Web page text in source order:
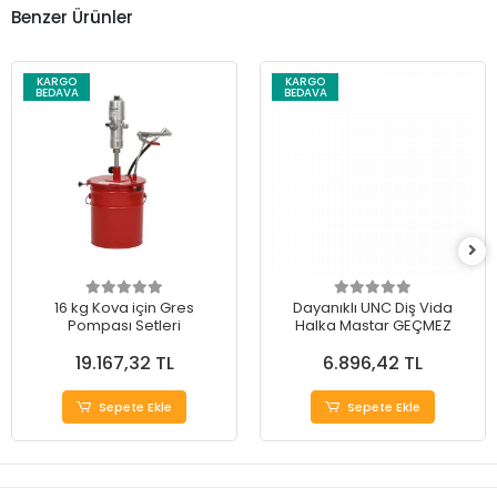
Benzer Ürünler
KARGO
BEDAVA
16 kg Kova için Gres
Pompası Setleri
19.167,32 TL
Sepete Ekle
KARGO
BEDAVA
Dayanıklı UNC Diş Vida
Halka Mastar GEÇMEZ
6.896,42 TL
Sepete Ekle